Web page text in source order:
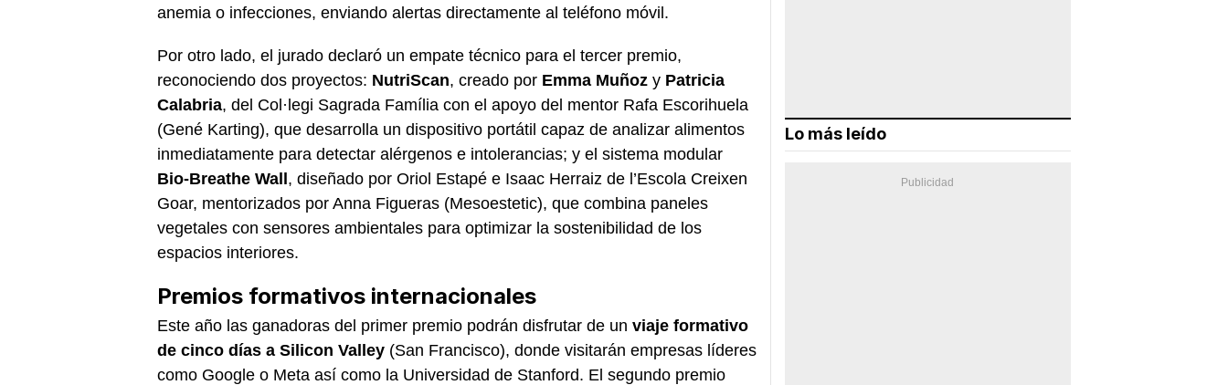
anemia o infecciones, enviando alertas directamente al teléfono móvil.
Por otro lado, el jurado declaró un empate técnico para el tercer premio,
reconociendo dos proyectos: NutriScan, creado por Emma Muñoz y Patricia
Calabria, del Col·legi Sagrada Família con el apoyo del mentor Rafa Escorihuela
(Gené Karting), que desarrolla un dispositivo portátil capaz de analizar alimentos
inmediatamente para detectar alérgenos e intolerancias; y el sistema modular
Bio-Breathe Wall, diseñado por Oriol Estapé e Isaac Herraiz de l’Escola Creixen
Goar, mentorizados por Anna Figueras (Mesoestetic), que combina paneles
vegetales con sensores ambientales para optimizar la sostenibilidad de los
espacios interiores.
Premios formativos internacionales
Este año las ganadoras del primer premio podrán disfrutar de un viaje formativo
de cinco días a Silicon Valley (San Francisco), donde visitarán empresas líderes
como Google o Meta así como la Universidad de Stanford. El segundo premio
Lo más leído